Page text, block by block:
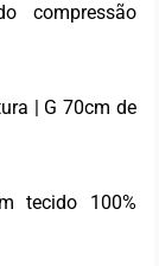
compressão
| G 70cm de
tecido 100%